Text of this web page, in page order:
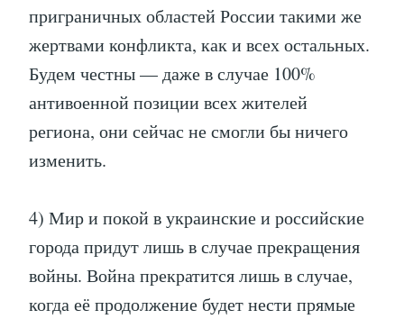
приграничных областей России такими же
жертвами конфликта, как и всех остальных.
Будем честны — даже в случае 100%
антивоенной позиции всех жителей
региона, они сейчас не смогли бы ничего
изменить.
4) Мир и покой в украинские и российские
города придут лишь в случае прекращения
войны. Война прекратится лишь в случае,
когда её продолжение будет нести прямые